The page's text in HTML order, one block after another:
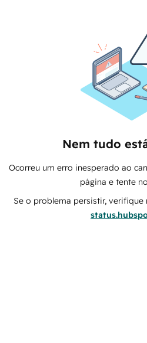
Nem tudo
Ocorreu um erro inesperado ao
página e tente
Se o problema persistir, verifique